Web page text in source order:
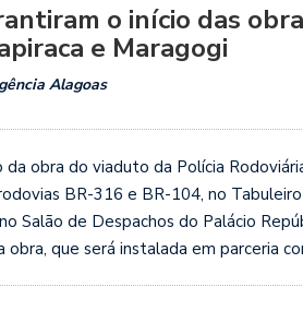
o início das
e Maragogi
Alagoas
obra do viaduto da Polícia
BR-316 e BR-104, no
Salão de Despachos do Palácio
obra, que será instalada em parceria